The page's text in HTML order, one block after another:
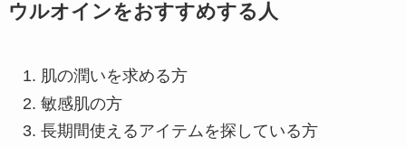
ウルオインをおすすめする人
肌の潤いを求める方
敏感肌の方
長期間使えるアイテムを探している方